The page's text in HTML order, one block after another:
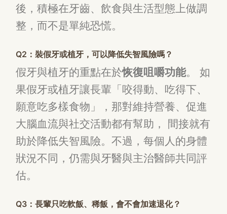
後，積極在牙齒、飲食與生活型態上做調
整，而不是單純恐慌。
Q2：裝假牙或植牙，可以降低失智風險嗎？
假牙與植牙的重點在於恢復咀嚼功能。 如
果假牙或植牙讓長輩「咬得動、吃得下、
願意吃多樣食物」，那對維持營養、促進
大腦血流與社交活動都有幫助， 間接就有
助於降低失智風險。不過，每個人的身體
狀況不同，仍需與牙醫與主治醫師共同評
估。
Q3：長輩只吃軟飯、稀飯，會不會加速退化？